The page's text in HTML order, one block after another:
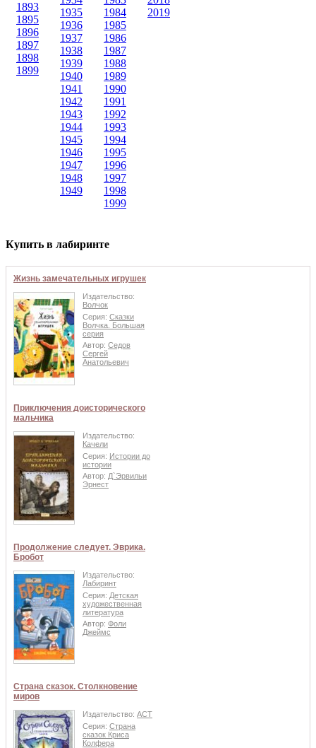
1893
1895
1896
1897
1898
1899
1935
1936
1937
1938
1939
1940
1941
1942
1943
1944
1945
1946
1947
1948
1949
1984
1985
1986
1987
1988
1989
1990
1991
1992
1993
1994
1995
1996
1997
1998
1999
2019
Купить в лабиринте
Жизнь замечательных игрушек
Издательство:
Волчок
Серия: Сказки
Волчка. Большая
серия
Автор: Седов
Сергей
Анатольевич
Приключения доисторического
мальчика
Издательство:
Качели
Серия: Истории до
истории
Автор: Д`Эрвильи
Эрнест
Продолжение следует. Эврика.
Бробот
Издательство:
Лабиринт
Серия: Детская
художественная
литература
Автор: Фоли
Джеймс
Страна сказок. Столкновение
миров
Издательство: АСТ
Серия: Страна
сказок Криса
Колфера